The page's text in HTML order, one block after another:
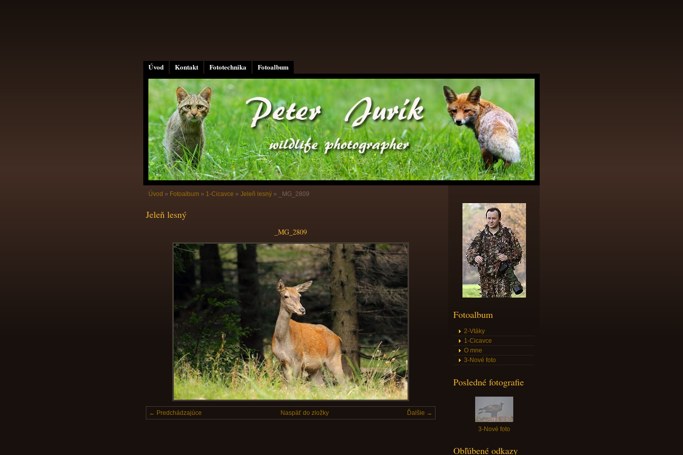
Úvod Kontakt Fototechnika Fotoalbum
Úvod » Fotoalbum » 1-Cicavce » Jeleň lesný » _MG_2809
Jeleň lesný
_MG_2809
← Predchádzajúce Ďalšie →
Naspäť do zložky
Fotoalbum
2-Vtáky
1-Cicavce
O mne
3-Nové foto
Posledné fotografie
3-Nové foto
Obľúbené odkazy